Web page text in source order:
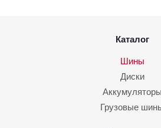
Каталог
Шины
Диски
Аккумуляторы
Грузовые